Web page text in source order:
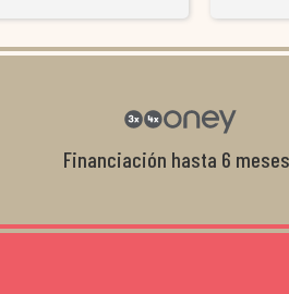
con el
Financiación hasta 6